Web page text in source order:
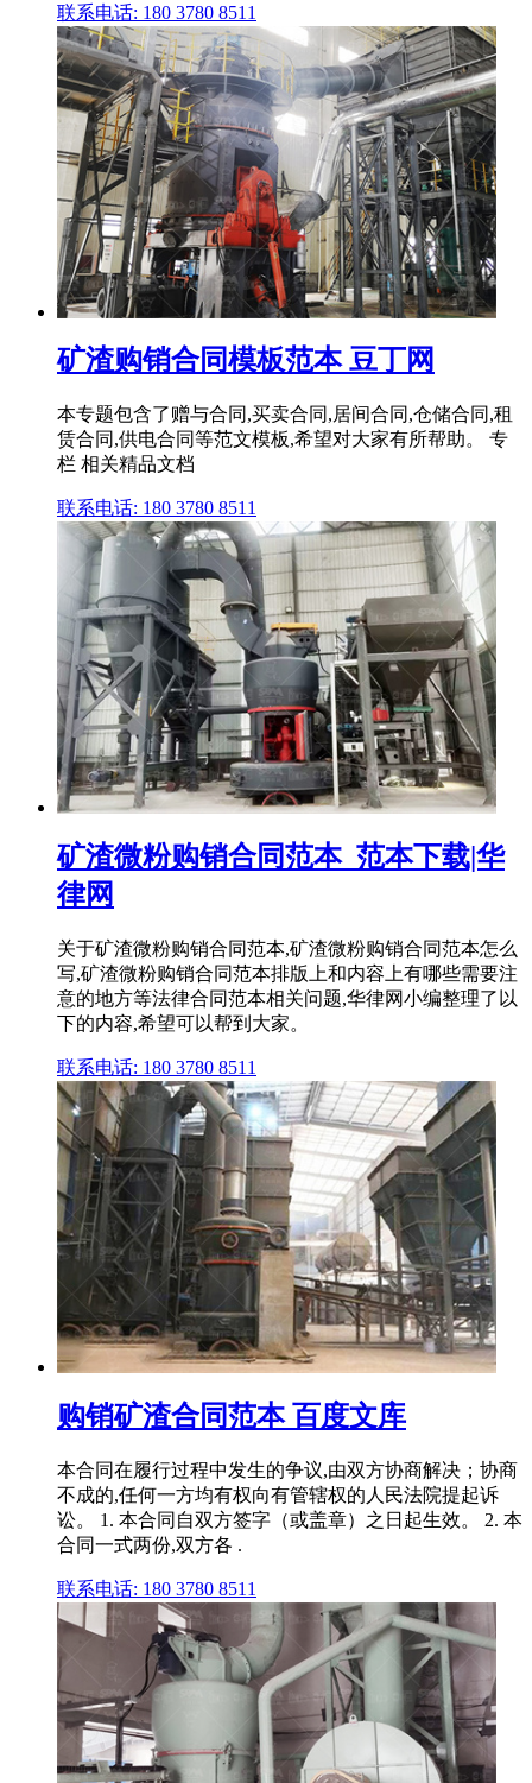
联系电话: 180 3780 8511
矿渣购销合同模板范本 豆丁网
本专题包含了赠与合同,买卖合同,居间合同,仓储合同,租
赁合同,供电合同等范文模板,希望对大家有所帮助。 专
栏 相关精品文档
联系电话: 180 3780 8511
矿渣微粉购销合同范本_范本下载|华
律网
关于矿渣微粉购销合同范本,矿渣微粉购销合同范本怎么
写,矿渣微粉购销合同范本排版上和内容上有哪些需要注
意的地方等法律合同范本相关问题,华律网小编整理了以
下的内容,希望可以帮到大家。
联系电话: 180 3780 8511
购销矿渣合同范本 百度文库
本合同在履行过程中发生的争议,由双方协商解决；协商
不成的,任何一方均有权向有管辖权的人民法院提起诉
讼。 1. 本合同自双方签字（或盖章）之日起生效。 2. 本
合同一式两份,双方各 .
联系电话: 180 3780 8511